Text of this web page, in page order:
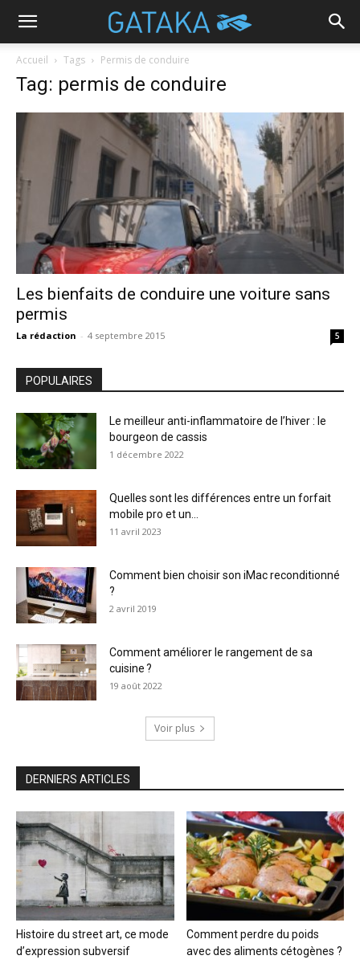
Accueil Tags Permis de conduire
Tag: permis de conduire
Les bienfaits de conduire une voiture sans
permis
La rédaction - 4 septembre 2015 5
POPULAIRES
Le meilleur anti-inflammatoire de l’hiver : le
bourgeon de cassis
1 décembre 2022
Quelles sont les différences entre un forfait
mobile pro et un...
11 avril 2023
Comment bien choisir son iMac reconditionné
?
2 avril 2019
Comment améliorer le rangement de sa
cuisine ?
19 août 2022
Voir plus
DERNIERS ARTICLES
Histoire du street art, ce mode
d’expression subversif
Comment perdre du poids
avec des aliments cétogènes ?